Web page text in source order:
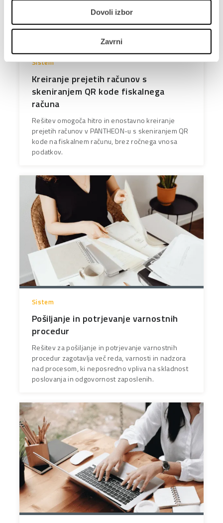
Dovoli izbor
Zavrni
Sistem
Kreiranje prejetih računov s
skeniranjem QR kode fiskalnega
računa
Rešitev omogoča hitro in enostavno kreiranje
prejetih računov v PANTHEON-u s skeniranjem QR
kode na fiskalnem računu, brez ročnega vnosa
podatkov.
Sistem
Pošiljanje in potrjevanje varnostnih
procedur
Rešitev za pošiljanje in potrjevanje varnostnih
procedur zagotavlja več reda, varnosti in nadzora
nad procesom, ki neposredno vpliva na skladnost
poslovanja in odgovornost zaposlenih.